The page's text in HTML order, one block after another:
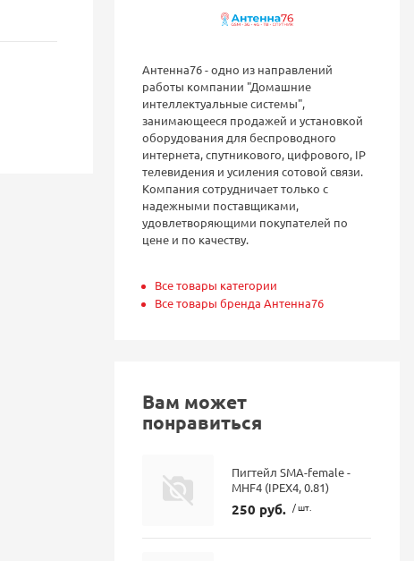
Антенна76 - одно из направлений
работы компании "Домашние
интеллектуальные системы",
занимающееся продажей и установкой
оборудования для беспроводного
интернета, спутникового, цифрового, IP
телевидения и усиления сотовой связи.
Компания сотрудничает только с
надежными поставщиками,
удовлетворяющими покупателей по
цене и по качеству.
Все товары категории
Все товары бренда Антенна76
Вам может
понравиться
Пигтейл SMA-female -
MHF4 (IPEX4, 0.81)
250 руб. / шт.